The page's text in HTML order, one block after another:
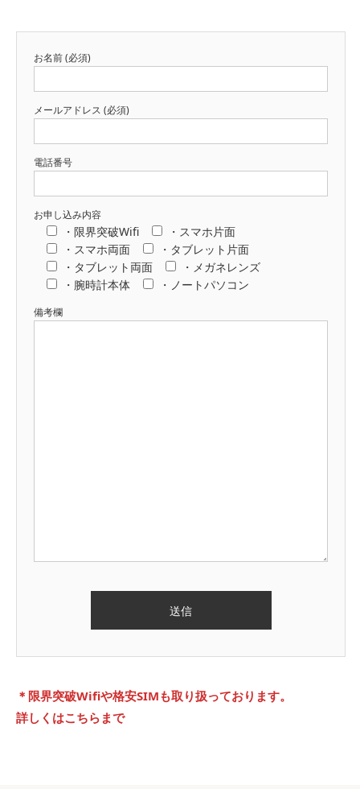
お名前 (必須)
メールアドレス (必須)
電話番号
お申し込み内容
・限界突破Wifi
・スマホ片面
・スマホ両面
・タブレット片面
・タブレット両面
・メガネレンズ
・腕時計本体
・ノートパソコン
備考欄
＊限界突破Wifiや格安SIMも取り扱っております。
詳しくはこちらまで